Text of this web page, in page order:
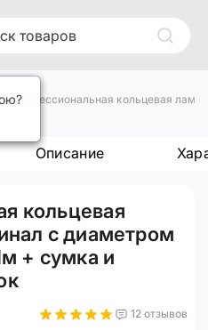
Профессиональная кольцевая
Описание
кольцевая
с диаметром
+ сумка и
12 отзывов